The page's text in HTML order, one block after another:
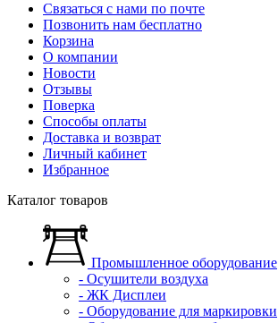
Связаться с нами по почте
Позвонить нам бесплатно
Корзина
О компании
Новости
Отзывы
Поверка
Способы оплаты
Доставка и возврат
Личный кабинет
Избранное
Каталог товаров
Промышленное оборудование
- Осушители воздуха
- ЖК Дисплеи
- Оборудование для маркировки